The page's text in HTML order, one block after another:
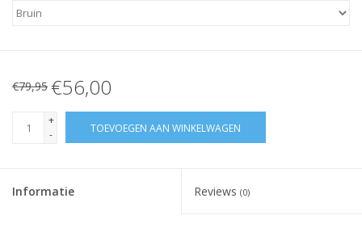
€79,95 €56,00
+
-
TOEVOEGEN AAN WINKELWAGEN
Informatie Reviews (0)